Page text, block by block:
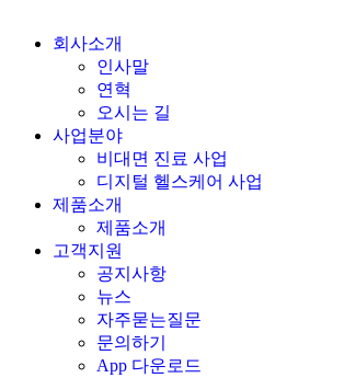
회사소개
인사말
연혁
오시는 길
사업분야
비대면 진료 사업
디지털 헬스케어 사업
제품소개
제품소개
고객지원
공지사항
뉴스
자주묻는질문
문의하기
App 다운로드